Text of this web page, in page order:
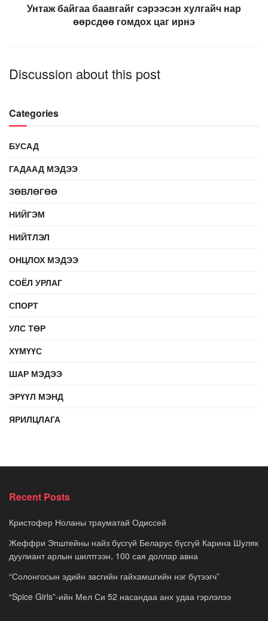
Унтаж байгаа баавгайг сэрээсэн хулгайч нар
өөрсдөө гомдох цаг ирнэ
Discussion about this post
Categories
БУСАД
ГАДААД МЭДЭЭ
ЗӨВЛӨГӨӨ
НИЙГЭМ
НИЙТЛЭЛ
ОНЦЛОХ МЭДЭЭ
СОЁЛ УРЛАГ
СПОРТ
УЛС ТӨР
ХҮМҮҮС
ШАР МЭДЭЭ
ЭРҮҮЛ МЭНД
ЯРИЛЦЛАГА
Recent Posts
Кристофер Ноланы трауматай Одиссей
Жеффри Эпштейны найз бүсгүй Беларус бүсгүй Карина Шуляк
дуулиант арлын шилтгээн, 100 сая доллар авна
“Солонгосын эдийн засгийн гайхамшгийн нэг бүтээгч”
“Spice Girls”-ийн Мел Си 52 насандаа анх удаа гэрлэлээ